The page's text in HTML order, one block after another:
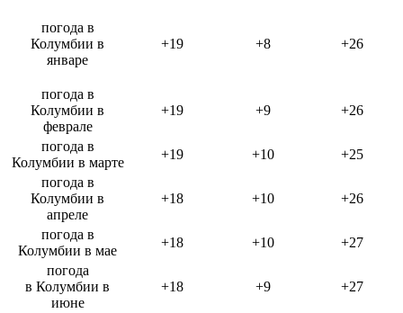
погода в
Колумбии в
январе
+19 +8 +26
погода в
Колумбии в
феврале
+19 +9 +26
погода в
Колумбии в марте
+19 +10
+25
погода в
Колумбии в
апреле
+18 +10 +26
погода в
Колумбии в мае
+18 +10
+27
погода
в Колумбии в
июне
+18 +9 +27